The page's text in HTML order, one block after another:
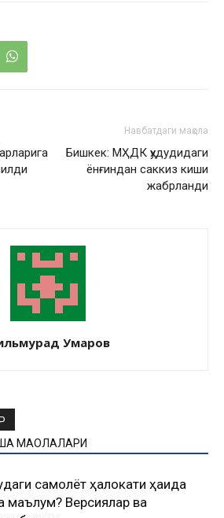
Навбатдаги мақола
Бишкек: МҲДК ҳудудидаги
ёнғиндан саккиз киши
жабрланди
Умаров
МАҚОЛАЛАРИ
самолёт ҳалокати ҳақида
маълум? Версиялар ва